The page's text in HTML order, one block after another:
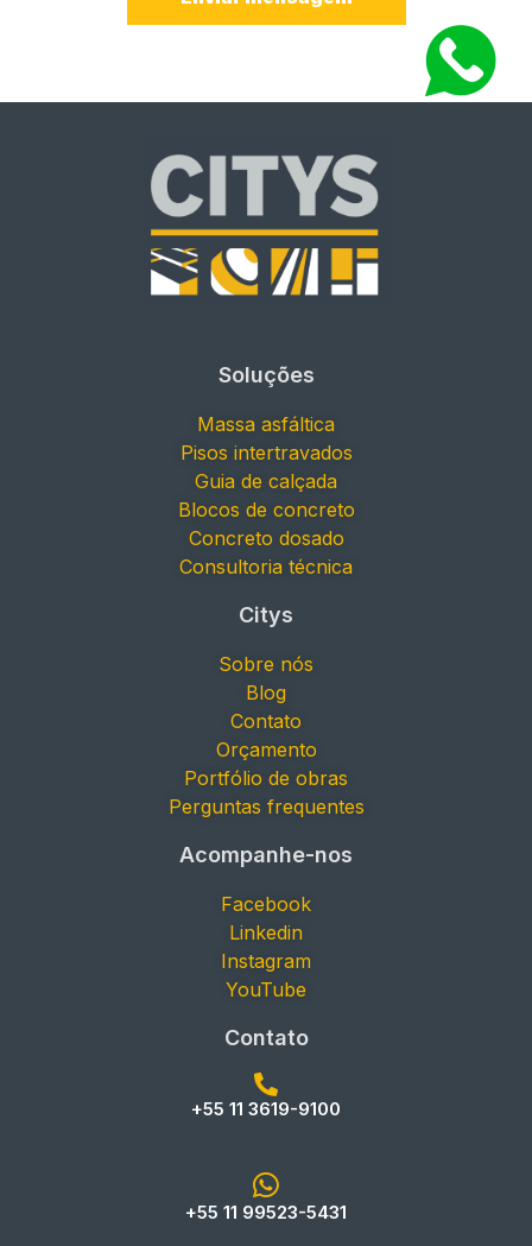
Soluções
Massa asfáltica
Pisos intertravados
Guia de calçada
Blocos de concreto
Concreto dosado
Consultoria técnica
Citys
Sobre nós
Blog
Contato
Orçamento
Portfólio de obras
Perguntas frequentes
Acompanhe-nos
Facebook
Linkedin
Instagram
YouTube
Contato
+55 11 3619-9100
+55 11 99523-5431